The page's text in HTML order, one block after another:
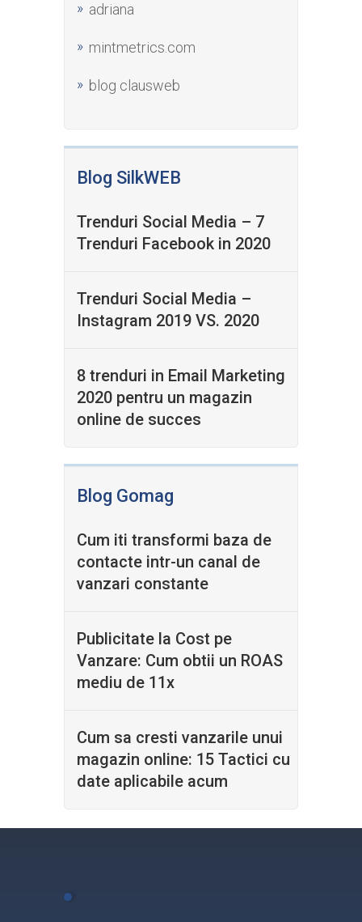
adriana
mintmetrics.com
blog clausweb
Blog SilkWEB
Trenduri Social Media – 7
Trenduri Facebook in 2020
Trenduri Social Media –
Instagram 2019 VS. 2020
8 trenduri in Email Marketing
2020 pentru un magazin
online de succes
Blog Gomag
Cum iti transformi baza de
contacte intr-un canal de
vanzari constante
Publicitate la Cost pe
Vanzare: Cum obtii un ROAS
mediu de 11x
Cum sa cresti vanzarile unui
magazin online: 15 Tactici cu
date aplicabile acum